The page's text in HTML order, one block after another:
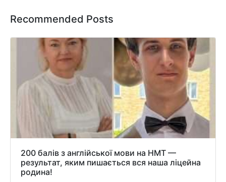
Recommended Posts
200 балів з англійської мови на НМТ —
результат, яким пишається вся наша ліцейна
родина!